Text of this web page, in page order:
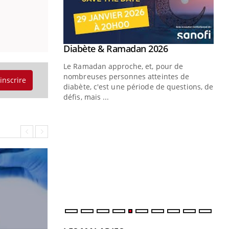
Youtube
Diabète & Ramadan 2026Youtube
Le Ramadan approche, et, pour de
nombreuses personnes atteintes de
diabète, c'est une période de questions, de
défis, mais ...